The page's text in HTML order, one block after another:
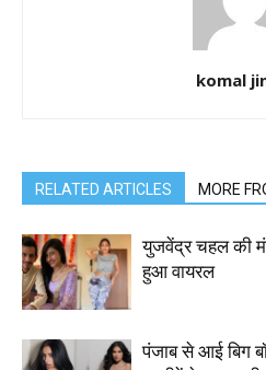
komal
RELATED ARTICLES MORE
युजवेंद्र चहल की
हुआ वायरल
पंजाब से आई बिग